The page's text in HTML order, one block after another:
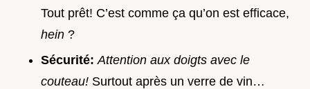
Tout prêt! C’est comme ça qu’on est efficace,
hein ?
Sécurité: Attention aux doigts avec le
couteau! Surtout après un verre de vin…